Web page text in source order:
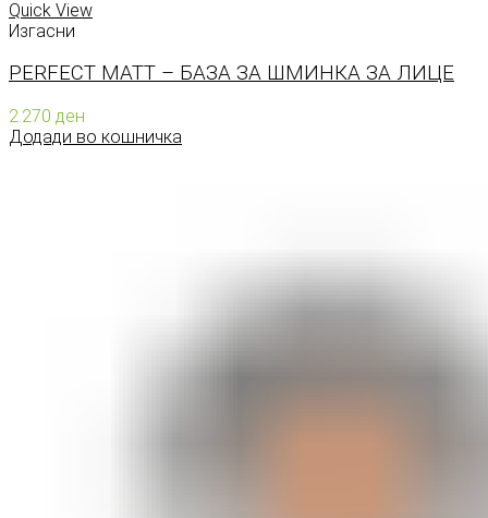
Quick View
Изгасни
PERFECT MATT – БАЗА ЗА ШМИНКА ЗА ЛИЦЕ
2.270 ден
Додади во кошничка